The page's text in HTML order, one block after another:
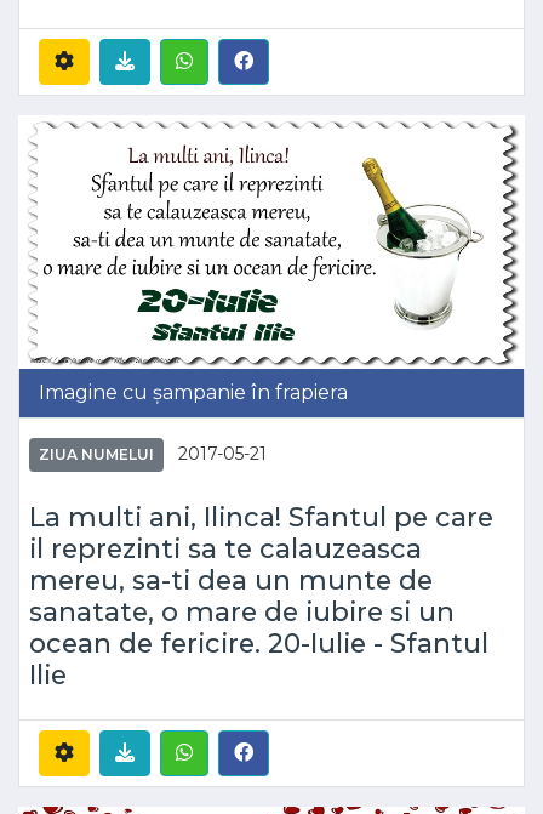
Imagine cu șampanie în frapiera
ZIUA NUMELUI 2017-05-21
La multi ani, Ilinca! Sfantul pe care
il reprezinti sa te calauzeasca
mereu, sa-ti dea un munte de
sanatate, o mare de iubire si un
ocean de fericire. 20-Iulie - Sfantul
Ilie